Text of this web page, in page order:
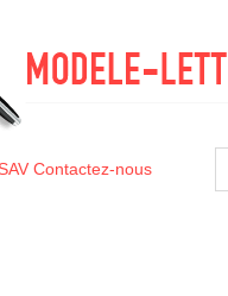
SAV Contactez-nous